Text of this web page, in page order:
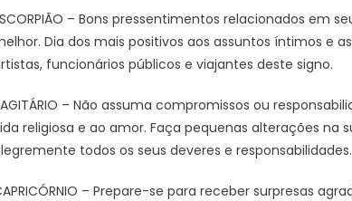
– Bons pressentimentos relacionados em
Dia dos mais positivos aos assuntos íntimos e
funcionários públicos e viajantes deste signo.
– Não assuma compromissos ou
religiosa e ao amor. Faça pequenas alterações na
todos os seus deveres e responsabilidades.
– Prepare-se para receber surpresas